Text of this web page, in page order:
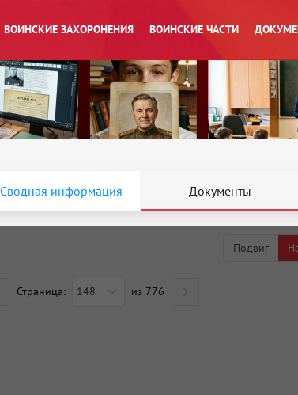
ВОИНСКИЕ ЗАХОРОНЕНИЯ ВОИНСКИЕ ЧАСТИ
Сводная информация Документы
Подвиг
Страница: 148 из 776